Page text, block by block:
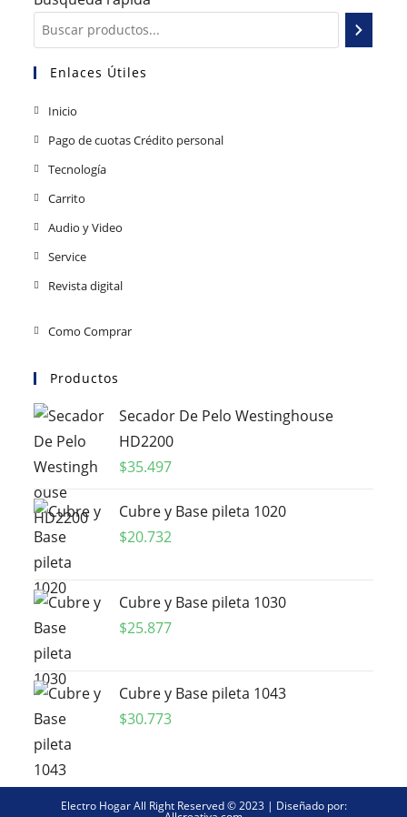
Enlaces Útiles
Inicio
Pago de cuotas Crédito personal
Tecnología
Carrito
Audio y Video
Service
Revista digital
Como Comprar
Productos
Secador De Pelo Westinghouse
HD2200
$35.497
Cubre y Base pileta 1020
$20.732
Cubre y Base pileta 1030
$25.877
Cubre y Base pileta 1043
$30.773
Electro Hogar All Right Reserved © 2023 | Diseñado por: